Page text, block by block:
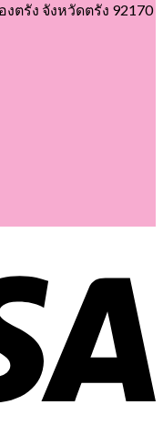
ตรัง จังหวัดตรัง 92170